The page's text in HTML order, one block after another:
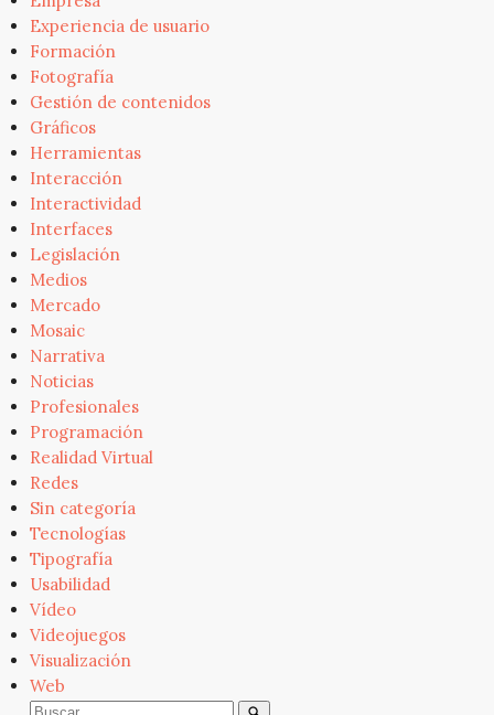
Experiencia de usuario
Formación
Fotografía
Gestión de contenidos
Gráficos
Herramientas
Interacción
Interactividad
Interfaces
Legislación
Medios
Mercado
Mosaic
Narrativa
Noticias
Profesionales
Programación
Realidad Virtual
Redes
Sin categoría
Tecnologías
Tipografía
Usabilidad
Vídeo
Videojuegos
Visualización
Web